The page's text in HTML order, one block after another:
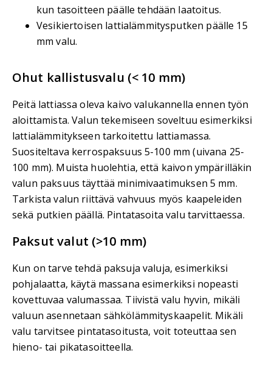
kun tasoitteen päälle tehdään laatoitus.
Vesikiertoisen lattialämmitysputken päälle 15
mm valu.
Ohut kallistusvalu (< 10 mm)
Peitä lattiassa oleva kaivo valukannella ennen työn
aloittamista. Valun tekemiseen soveltuu esimerkiksi
lattialämmitykseen tarkoitettu lattiamassa.
Suositeltava kerrospaksuus 5-100 mm (uivana 25-
100 mm). Muista huolehtia, että kaivon ympärilläkin
valun paksuus täyttää minimivaatimuksen 5 mm.
Tarkista valun riittävä vahvuus myös kaapeleiden
sekä putkien päällä. Pintatasoita valu tarvittaessa.
Paksut valut (>10 mm)
Kun on tarve tehdä paksuja valuja, esimerkiksi
pohjalaatta, käytä massana esimerkiksi nopeasti
kovettuvaa valumassaa. Tiivistä valu hyvin, mikäli
valuun asennetaan sähkölämmityskaapelit. Mikäli
valu tarvitsee pintatasoitusta, voit toteuttaa sen
hieno- tai pikatasoitteella.